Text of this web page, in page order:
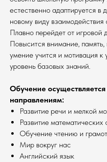
естественно адаптируется в
новому виду
Плавно перейдет от игровой
Повысится внимание,
умение учится и мотивация к
уровень базовых знаний.
Обучение
направлениям:
Развитие речи и мелкой
Развитие математических
Обучение чтению и
Мир вокруг нас
Английский язык